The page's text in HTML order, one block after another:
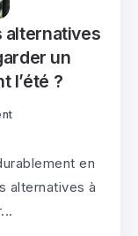
alternatives
un
l’été ?
en
alternatives à